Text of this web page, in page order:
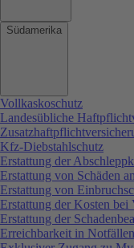
Südamerika
Vollkaskoschutz
Landesübliche
Kfz-Diebstahlschutz
Erstattung der
Erstattung von Schäden
Erstattung von
Erstattung der Kosten bei
Erstattung der
Erreichbarkeit in Notfällen